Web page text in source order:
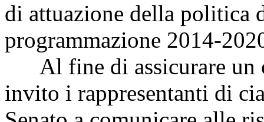
di attuazione della politica
programmazione 2014-
Al fine di assicurare un
invito i rappresentanti di